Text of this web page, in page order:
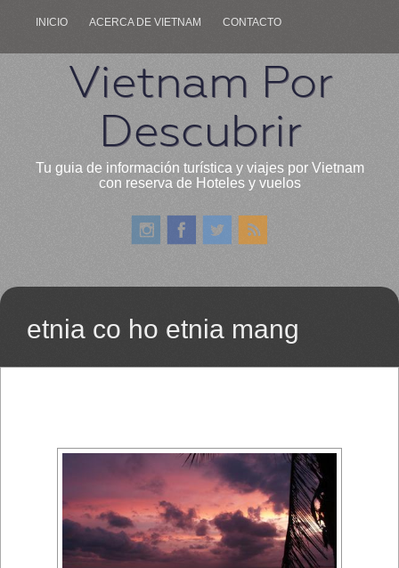
INICIO ACERCA DE VIETNAM CONTACTO
Vietnam Por
Descubrir
Tu guia de información turística y viajes por Vietnam
con reserva de Hoteles y vuelos
etnia co ho etnia mang